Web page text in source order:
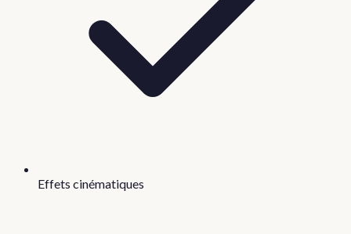
Effets cinématiques